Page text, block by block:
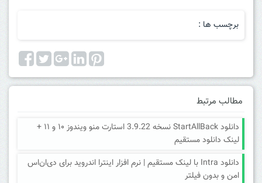
برچسب ها :
مطالب مرتبط
دانلود StartAllBack نسخه 3.9.22 استارت منو ویندوز ۱۰ و ۱۱ +
لینک دانلود مستقیم
دانلود Intra با لینک مستقیم | نرم افزار اینترا اندروید برای دی‌ان‌اس
امن و بدون فیلتر